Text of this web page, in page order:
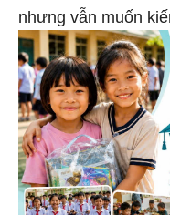
nhưng vẫn muốn